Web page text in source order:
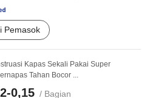
Pemasok
Kapas Sekali Pakai Super
Tahan Bocor ...
0,15 / Bagian